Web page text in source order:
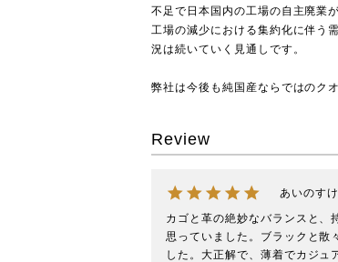
不足で日本国内の工場の自主廃業
工場の減少における集約化に伴う
況は続いていく見通しです。
弊社は今後も純国産ならではのク
Review
あいのすけ
カゴと革の絶妙なバランスと、
思っていました。ブラックと散
した。大正解で、薄着でカジュ